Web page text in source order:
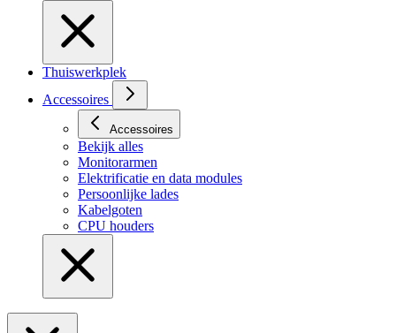
Thuiswerkplek
Accessoires
Accessoires
Bekijk alles
Monitorarmen
Elektrificatie en data modules
Persoonlijke lades
Kabelgoten
CPU houders